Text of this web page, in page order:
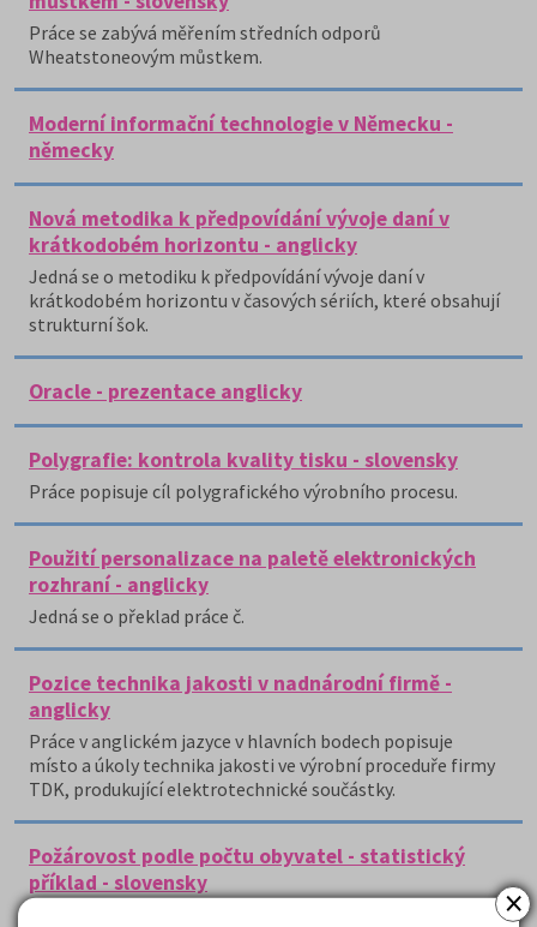
×
Práce se zabývá měřením středních odporů
Wheatstoneovým můstkem.
Moderní informační technologie v Německu -
německy
Nová metodika k předpovídání vývoje daní v
krátkodobém horizontu - anglicky
Jedná se o metodiku k předpovídání vývoje daní v
krátkodobém horizontu v časových sériích, které obsahují
strukturní šok.
Oracle - prezentace anglicky
Polygrafie: kontrola kvality tisku - slovensky
Práce popisuje cíl polygrafického výrobního procesu.
Použití personalizace na paletě elektronických
rozhraní - anglicky
Jedná se o překlad práce č.
Pozice technika jakosti v nadnárodní firmě -
anglicky
Práce v anglickém jazyce v hlavních bodech popisuje
místo a úkoly technika jakosti ve výrobní proceduře firmy
TDK, produkující elektrotechnické součástky.
Požárovost podle počtu obyvatel - statistický
příklad - slovensky